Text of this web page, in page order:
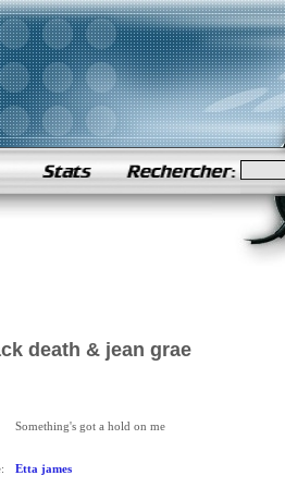
death & jean grae
Something's got a hold on me
Etta james